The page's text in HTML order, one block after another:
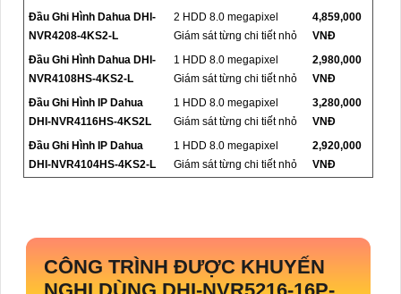
Đầu Ghi Hình Dahua DHI-
NVR4208-4KS2-L
2 HDD 8.0 megapixel
Giám sát từng chi tiết nhỏ
4,859,000
VNĐ
Đầu Ghi Hình Dahua DHI-
NVR4108HS-4KS2-L
1 HDD 8.0 megapixel
Giám sát từng chi tiết nhỏ
2,980,000
VNĐ
Đầu Ghi Hình IP Dahua
DHI-NVR4116HS-4KS2L
1 HDD 8.0 megapixel
Giám sát từng chi tiết nhỏ
3,280,000
VNĐ
Đầu Ghi Hình IP Dahua
DHI-NVR4104HS-4KS2-L
1 HDD 8.0 megapixel
Giám sát từng chi tiết nhỏ
2,920,000
VNĐ
CÔNG TRÌNH ĐƯỢC KHUYẾN